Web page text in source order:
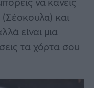
και
είναι μια
τα χόρτα σου